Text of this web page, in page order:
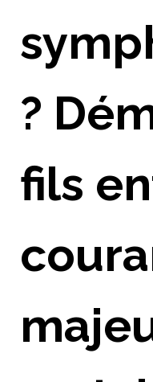
?
fils